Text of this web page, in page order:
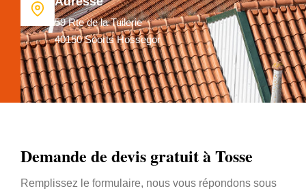
59 Rte de la Tuilerie
40150 Soorts Hossegor
Demande de devis gratuit à Tosse
Remplissez le formulaire, nous vous répondons sous